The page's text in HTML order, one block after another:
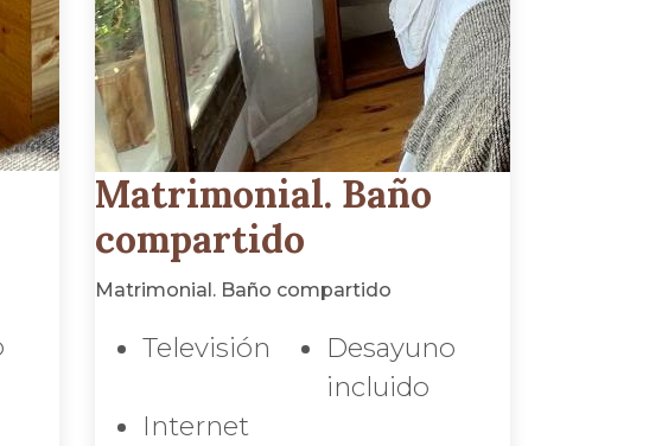
Matrimonial. Baño
compartido
Matrimonial. Baño compartido
Televisión
Desayuno
incluido
Internet